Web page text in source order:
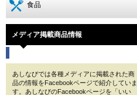
食品
メディア掲載商品情報
あしなびでは各種メディアに掲載された商
品の情報をFacebookページで紹介していま
す。あしなびのFacebookページを「いい